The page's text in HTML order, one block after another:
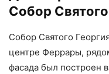
Собор Святого
Собор Святого
центре Феррары,
фасада был построен